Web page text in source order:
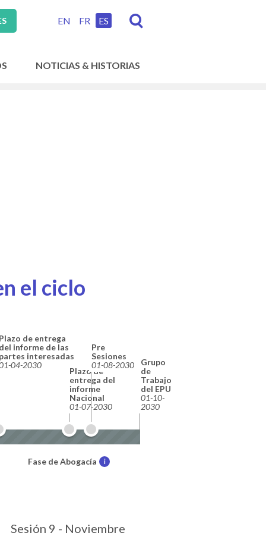
EN FR ES
NOTICIAS & HISTORIAS
el ciclo
Fase de Abogacía i
de entrega
informe de las
interesadas
04-2030
Plazo de
entrega del
informe
Nacional
01-07-2030
Pre
Sesiones
01-08-2030
Grupo
de
Trabajo
del EPU
01-10-
2030
Sesión 9 - Noviembre